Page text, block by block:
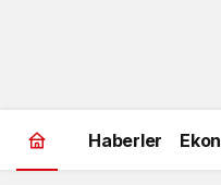
Haberler